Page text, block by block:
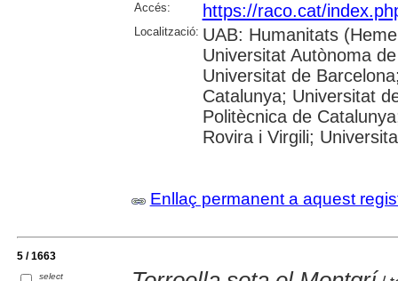
Accés: https://raco.cat/
Localització: UAB: Humanitats
Universitat Autònoma
Universitat de
Catalunya; Universitat
Politècnica de
Rovira i Virgili;
Enllaç permanent a aquest
5 / 1663
select